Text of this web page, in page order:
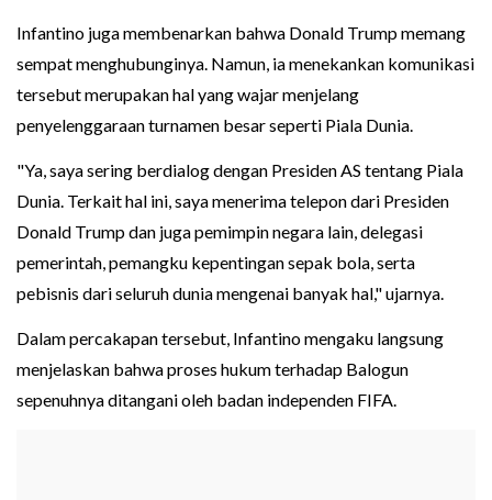
Infantino juga membenarkan bahwa Donald Trump memang
sempat menghubunginya. Namun, ia menekankan komunikasi
tersebut merupakan hal yang wajar menjelang
penyelenggaraan turnamen besar seperti Piala Dunia.
"Ya, saya sering berdialog dengan Presiden AS tentang Piala
Dunia. Terkait hal ini, saya menerima telepon dari Presiden
Donald Trump dan juga pemimpin negara lain, delegasi
pemerintah, pemangku kepentingan sepak bola, serta
pebisnis dari seluruh dunia mengenai banyak hal," ujarnya.
Dalam percakapan tersebut, Infantino mengaku langsung
menjelaskan bahwa proses hukum terhadap Balogun
sepenuhnya ditangani oleh badan independen FIFA.